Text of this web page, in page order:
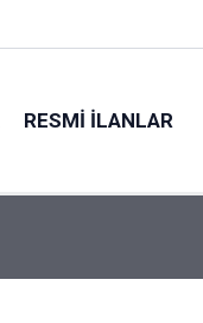
RESMI İLANLAR